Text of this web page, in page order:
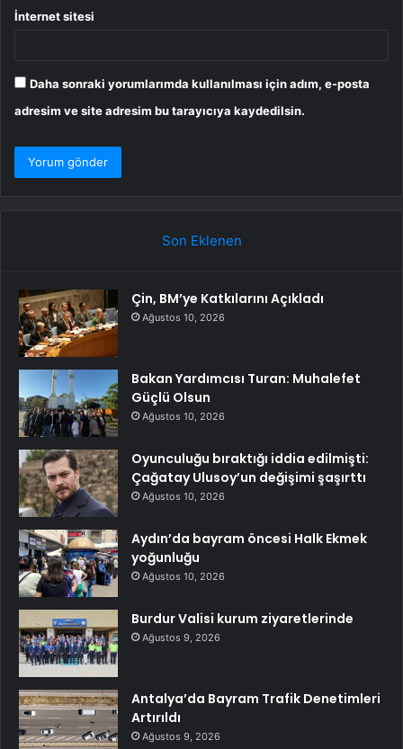
İnternet sitesi
Daha sonraki yorumlarımda kullanılması için adım, e-posta
adresim ve site adresim bu tarayıcıya kaydedilsin.
Son Eklenen
Çin, BM’ye Katkılarını Açıkladı
Ağustos 10, 2026
Bakan Yardımcısı Turan: Muhalefet
Güçlü Olsun
Ağustos 10, 2026
Oyunculuğu bıraktığı iddia edilmişti:
Çağatay Ulusoy’un değişimi şaşırttı
Ağustos 10, 2026
Aydın’da bayram öncesi Halk Ekmek
yoğunluğu
Ağustos 10, 2026
Burdur Valisi kurum ziyaretlerinde
Ağustos 9, 2026
Antalya’da Bayram Trafik Denetimleri
Artırıldı
Ağustos 9, 2026